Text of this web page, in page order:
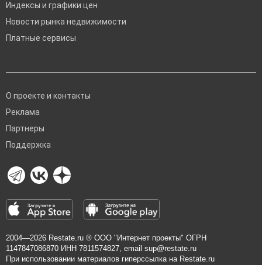
Индексы и графики цен
Новости рынка недвижимости
Платные сервисы
О проекте и контакты
Реклама
Партнеры
Поддержка
2004—2026 Restate.ru ® ООО "Интернет проекты" ОГРН
1147847086870 ИНН 7811574827, email sup@restate.ru
При использовании материалов гиперссылка на Restate.ru